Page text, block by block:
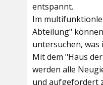
entspannt.
Im
Abteilung"
untersuchen, was
Mit dem "Haus
werden alle
und aufgefordert